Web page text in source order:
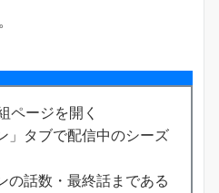
ージを開く
タブで配信中のシーズ
話数・最終話まである